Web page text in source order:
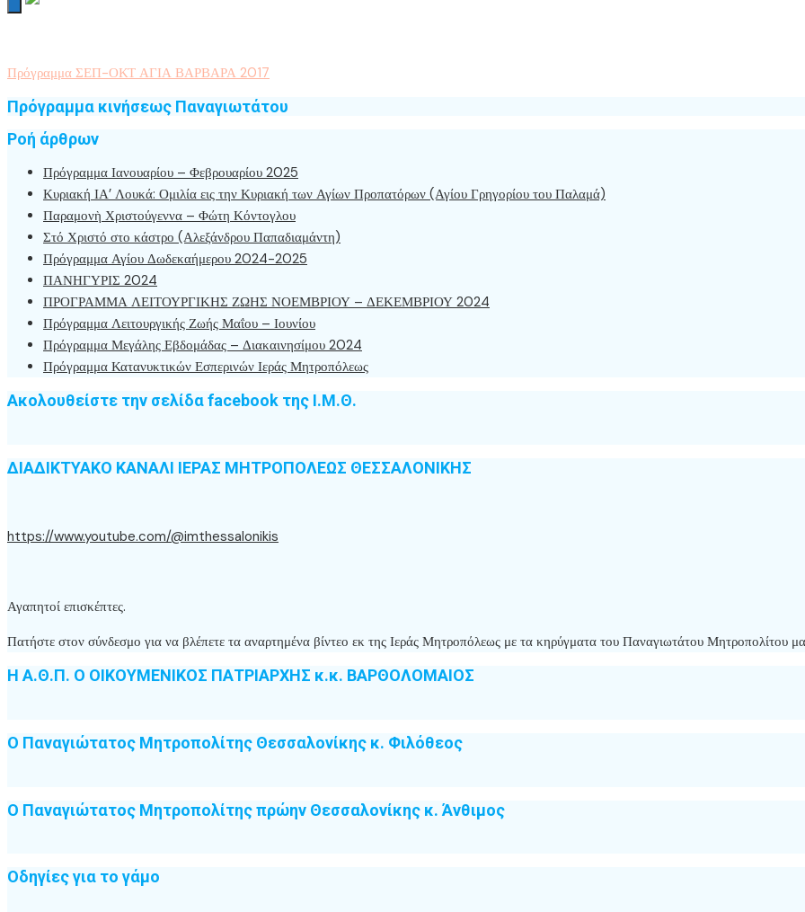
Πρόγραμμα ΣΕΠ-ΟΚΤ ΑΓΙΑ ΒΑΡΒΑΡΑ 2017
Πρόγραμμα κινήσεως Παναγιωτάτου
Ροή άρθρων
Πρόγραμμα Ιανουαρίου – Φεβρουαρίου 2025
Κυριακή ΙΑ’ Λουκά: Ομιλία εις την Κυριακή των Αγίων Προπατόρων (Αγίου Γρηγορίου του Παλαμά)
Παραμονὴ Χριστούγεννα – Φώτη Κόντογλου
Στό Χριστό στο κάστρο (Αλεξάνδρου Παπαδιαμάντη)
Πρόγραμμα Αγίου Δωδεκαήμερου 2024-2025
ΠΑΝΗΓΥΡΙΣ 2024
ΠΡΟΓΡΑΜΜΑ ΛΕΙΤΟΥΡΓΙΚΗΣ ΖΩΗΣ ΝΟΕΜΒΡΙΟΥ – ΔΕΚΕΜΒΡΙΟΥ 2024
Πρόγραμμα Λειτουργικής Ζωής Μαΐου – Ιουνίου
Πρόγραμμα Μεγάλης Εβδομάδας – Διακαινησίμου 2024
Πρόγραμμα Κατανυκτικών Εσπερινών Ιεράς Μητροπόλεως
Ακολουθείστε την σελίδα facebook της Ι.Μ.Θ.
ΔΙΑΔΙΚΤΥΑΚΟ ΚΑΝΑΛΙ ΙΕΡΑΣ ΜΗΤΡΟΠΟΛΕΩΣ ΘΕΣΣΑΛΟΝΙΚΗΣ
https://www.youtube.com/@imthessalonikis
Αγαπητοί επισκέπτες.
Πατήστε στον σύνδεσμο για να βλέπετε τα αναρτημένα βίντεο εκ της Ιεράς Μητροπόλεως με τα κηρύγματα του Παναγιωτάτου Μητροπολίτου
Η Α.Θ.Π. Ο ΟΙΚΟΥΜΕΝΙΚΟΣ ΠΑΤΡΙΑΡΧΗΣ κ.κ. ΒΑΡΘΟΛΟΜΑΙΟΣ
Ο Παναγιώτατος Μητροπολίτης Θεσσαλονίκης κ. Φιλόθεος
Ο Παναγιώτατος Μητροπολίτης πρώην Θεσσαλονίκης κ. Άνθιμος
Οδηγίες για το γάμο